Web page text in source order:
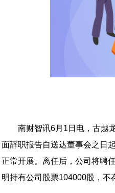
南财智讯6月1日电，古越
面辞职报告自送达董事会之日
正常开展。离任后，公司将聘
明持有公司股票104000股，不